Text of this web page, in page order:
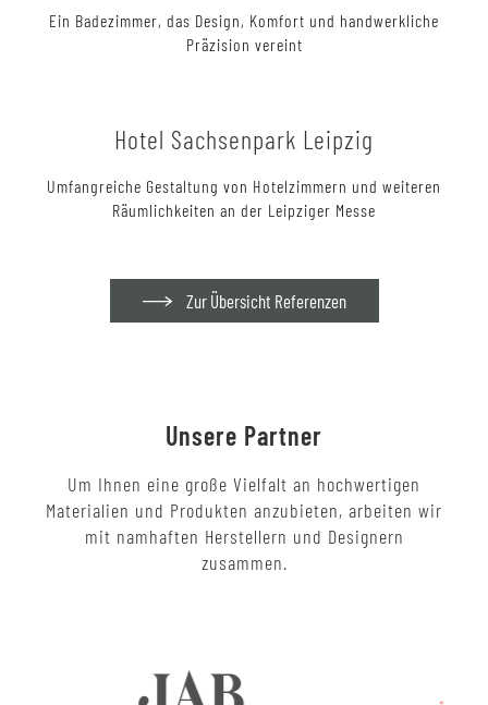
Ein Badezimmer, das Design, Komfort und handwerkliche
Präzision vereint
Hotel Sachsenpark Leipzig
Umfangreiche Gestaltung von Hotelzimmern und weiteren
Räumlichkeiten an der Leipziger Messe
Zur Übersicht Referenzen
Unsere Partner
Um Ihnen eine große Vielfalt an hochwertigen
Materialien und Produkten anzubieten, arbeiten wir
mit namhaften Herstellern und Designern
zusammen.